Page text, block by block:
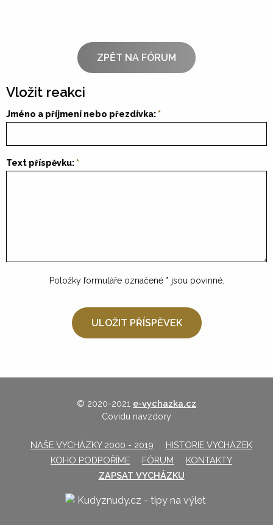
ZPĚT NA FÓRUM
Vložit reakci
Jméno a příjmení nebo přezdívka:
Text příspěvku:
Položky formuláře označené * jsou povinné.
© 2020-2021 e-vychazka.cz
Covidu navzdory
NAŠE VYCHÁZKY 2000 - 2019
HISTORIE VYCHÁZEK
KOHO PODPOŘÍME
FÓRUM
KONTAKTY
ZAPSAT VYCHÁZKU